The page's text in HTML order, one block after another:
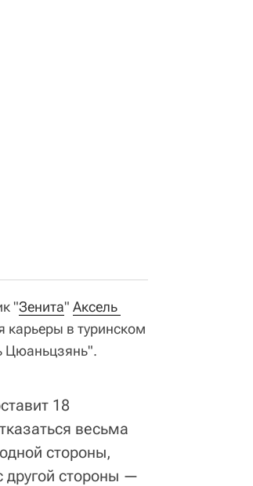
"Зенита" Аксель
карьеры в туринском
Цюаньцзянь".
18
весьма
стороны,
другой стороны —